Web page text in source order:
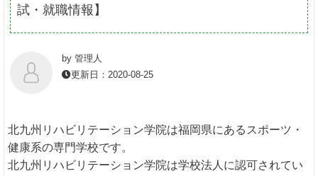
試・就職情報】
by 管理人
更新日：2020-08-25
北九州リハビリテーション学院は福岡県にあるスポーツ・
健康系の専門学校です。
北九州リハビリテーション学院は学校法人に認可されてい